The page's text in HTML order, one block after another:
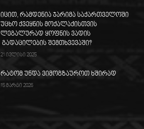
იცით, რამდენია ჯარიმა საქართველოში
უცხო ქვეყნის მოქალაქისთვის
ლეგალურად ყოფნის ვადის
გადაცილების შემთხვევაში?
21 ივლისი 2025
რატომ უნდა ვიმოგზაუროთ ხშირად
15 მარტი 2026